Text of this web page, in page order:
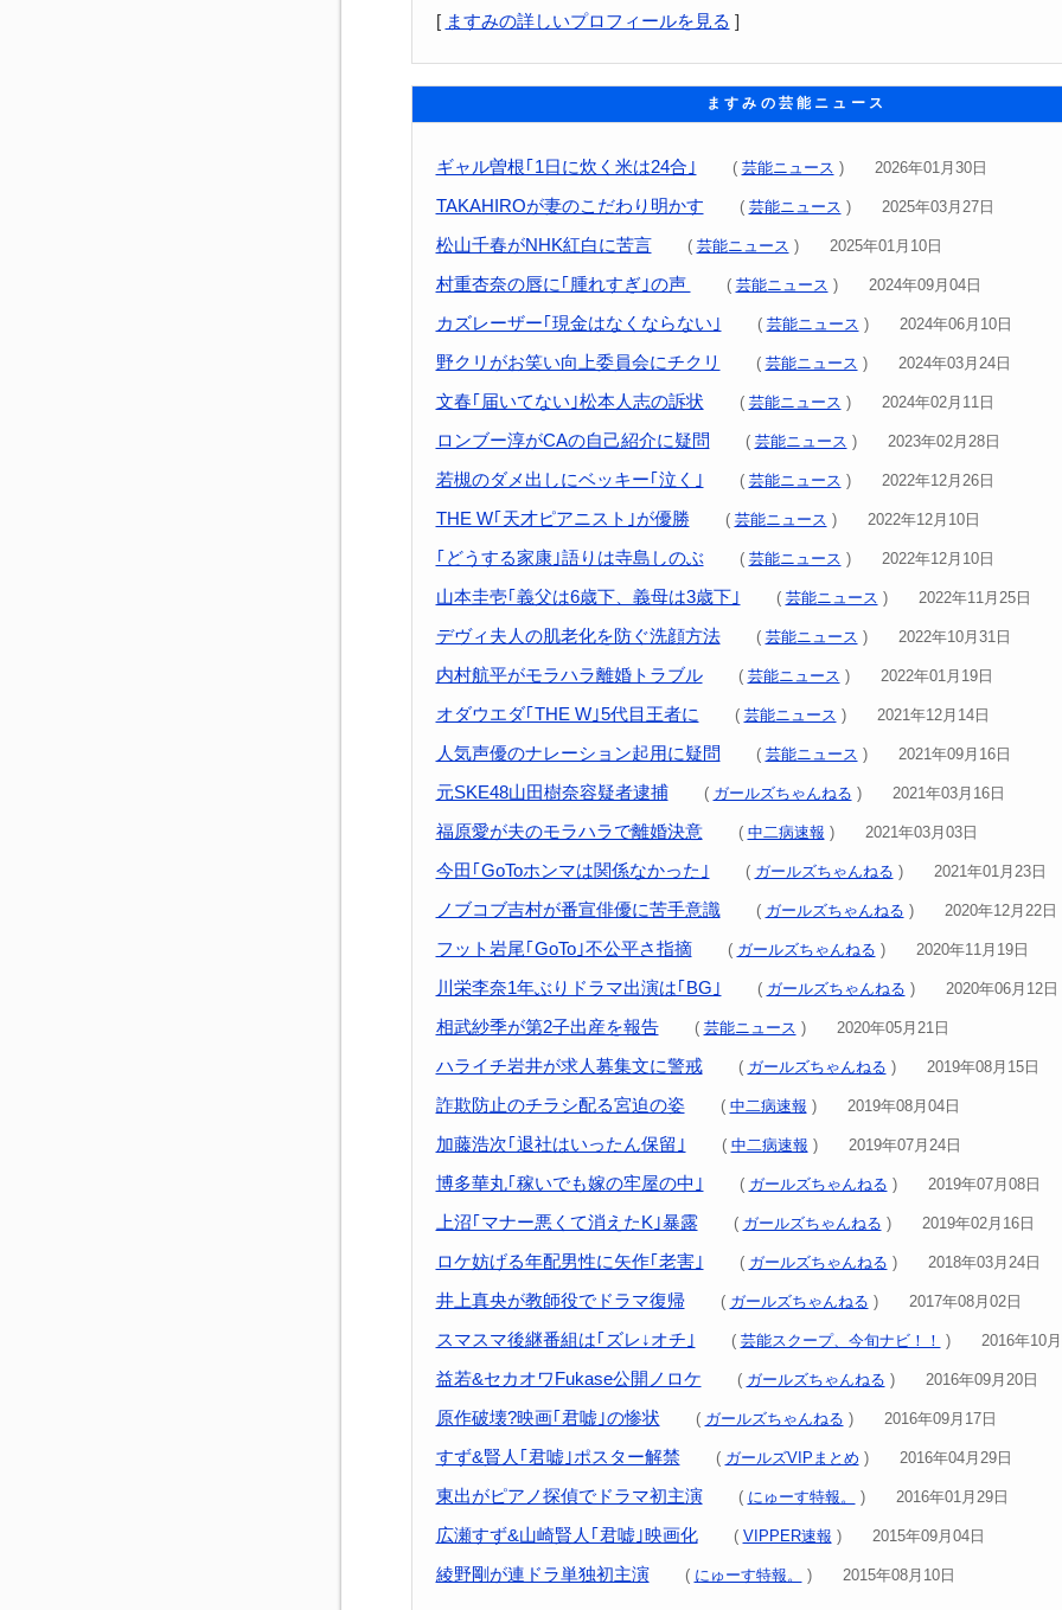
[ ますみの詳しいプロフィールを見る ]
ますみの芸能ニュース
ギャル曽根｢1日に炊く米は24合｣ ( 芸能ニュース ) 2026年01月30日
TAKAHIROが妻のこだわり明かす ( 芸能ニュース ) 2025年03月27日
松山千春がNHK紅白に苦言 ( 芸能ニュース ) 2025年01月10日
村重杏奈の唇に｢腫れすぎ｣の声 ( 芸能ニュース ) 2024年09月04日
カズレーザー｢現金はなくならない｣ ( 芸能ニュース ) 2024年06月10日
野クリがお笑い向上委員会にチクリ ( 芸能ニュース ) 2024年03月24日
文春｢届いてない｣松本人志の訴状 ( 芸能ニュース ) 2024年02月11日
ロンブー淳がCAの自己紹介に疑問 ( 芸能ニュース ) 2023年02月28日
若槻のダメ出しにベッキー｢泣く｣ ( 芸能ニュース ) 2022年12月26日
THE W｢天才ピアニスト｣が優勝 ( 芸能ニュース ) 2022年12月10日
｢どうする家康｣語りは寺島しのぶ ( 芸能ニュース ) 2022年12月10日
山本圭壱｢義父は6歳下、義母は3歳下｣ ( 芸能ニュース ) 2022年11月25日
デヴィ夫人の肌老化を防ぐ洗顔方法 ( 芸能ニュース ) 2022年10月31日
内村航平がモラハラ離婚トラブル ( 芸能ニュース ) 2022年01月19日
オダウエダ｢THE W｣5代目王者に ( 芸能ニュース ) 2021年12月14日
人気声優のナレーション起用に疑問 ( 芸能ニュース ) 2021年09月16日
元SKE48山田樹奈容疑者逮捕 ( ガールズちゃんねる ) 2021年03月16日
福原愛が夫のモラハラで離婚決意 ( 中二病速報 ) 2021年03月03日
今田｢GoToホンマは関係なかった｣ ( ガールズちゃんねる ) 2021年01月23日
ノブコブ吉村が番宣俳優に苦手意識 ( ガールズちゃんねる ) 2020年12月22日
フット岩尾｢GoTo｣不公平さ指摘 ( ガールズちゃんねる ) 2020年11月19日
川栄李奈1年ぶりドラマ出演は｢BG｣ ( ガールズちゃんねる ) 2020年06月12日
相武紗季が第2子出産を報告 ( 芸能ニュース ) 2020年05月21日
ハライチ岩井が求人募集文に警戒 ( ガールズちゃんねる ) 2019年08月15日
詐欺防止のチラシ配る宮迫の姿 ( 中二病速報 ) 2019年08月04日
加藤浩次｢退社はいったん保留｣ ( 中二病速報 ) 2019年07月24日
博多華丸｢稼いでも嫁の牢屋の中｣ ( ガールズちゃんねる ) 2019年07月08日
上沼｢マナー悪くて消えたK｣暴露 ( ガールズちゃんねる ) 2019年02月16日
ロケ妨げる年配男性に矢作｢老害｣ ( ガールズちゃんねる ) 2018年03月24日
井上真央が教師役でドラマ復帰 ( ガールズちゃんねる ) 2017年08月02日
スマスマ後継番組は｢ズレ↓オチ｣ ( 芸能スクープ、今旬ナビ！！ ) 2016年10月
益若&セカオワFukase公開ノロケ ( ガールズちゃんねる ) 2016年09月20日
原作破壊?映画｢君嘘｣の惨状 ( ガールズちゃんねる ) 2016年09月17日
すず&賢人｢君嘘｣ポスター解禁 ( ガールズVIPまとめ ) 2016年04月29日
東出がピアノ探偵でドラマ初主演 ( にゅーす特報。 ) 2016年01月29日
広瀬すず&山崎賢人｢君嘘｣映画化 ( VIPPER速報 ) 2015年09月04日
綾野剛が連ドラ単独初主演 ( にゅーす特報。 ) 2015年08月10日